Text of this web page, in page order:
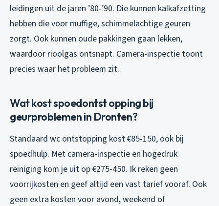
leidingen uit de jaren ’80-’90. Die kunnen kalkafzetting
hebben die voor muffige, schimmelachtige geuren
zorgt. Ook kunnen oude pakkingen gaan lekken,
waardoor rioolgas ontsnapt. Camera-inspectie toont
precies waar het probleem zit.
Wat kost spoedontst opping bij
geurproblemen in Dronten?
Standaard wc ontstopping kost €85-150, ook bij
spoedhulp. Met camera-inspectie en hogedruk
reiniging kom je uit op €275-450. Ik reken geen
voorrijkosten en geef altijd een vast tarief vooraf. Ook
geen extra kosten voor avond, weekend of